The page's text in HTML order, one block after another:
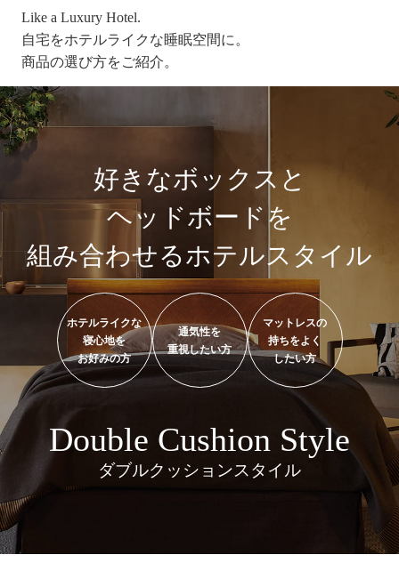
Like a Luxury Hotel.
自宅をホテルライクな睡眠空間に。
商品の選び方をご紹介。
好きなボックスと
ヘッドボードを
組み合わせるホテルスタイル
ホテルライクな
寝心地を
お好みの方
通気性を
重視したい方
マットレスの
持ちをよく
したい方
Double Cushion Style
ダブルクッションスタイル